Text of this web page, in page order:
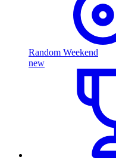
Random Weekend
new